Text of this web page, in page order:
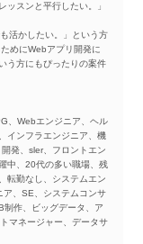
ッスンと平行したい。」
活かしたい。」という方
めにWebアプリ開発に
う方にもぴったりの案件
、Webエンジニア、ヘル
インフラエンジニア、機
発、sler、フロントエン
中、20代の多い職場、残
転勤なし、システムエン
ア、SE、システムコンサ
制作、ビッグデータ、ア
マネージャー、データサ